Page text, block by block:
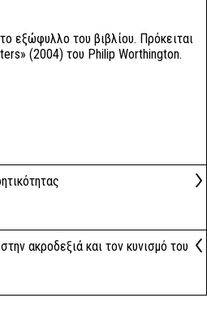
εξώφυλλο του βιβλίου. Πρόκειται
(2004) του Philip Worthington.
ακροδεξιά και τον κυνισμό του